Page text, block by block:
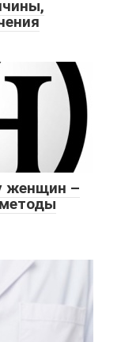
женщин –